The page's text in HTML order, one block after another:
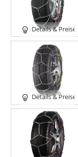
Details & Preise
Details & Preise